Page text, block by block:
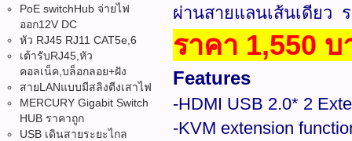
PoE switchHub จ่ายไฟ
ออก12V DC
หัว RJ45 RJ11 CAT5e,6
เต้ารับRJ45,หัว
คอลเน็ค,บล็อกลอย+ฝัง
สายLANแบบมีสลิงตีงเสาไฟ
MERCURY Gigabit Switch
HUB ราคาถูก
USB เดินสายระยะไกล
ผ่านสายแลนเส้นเดียว
ราคา 1,550 บ
Features
-HDMI USB 2.0* 2
-KVM extension